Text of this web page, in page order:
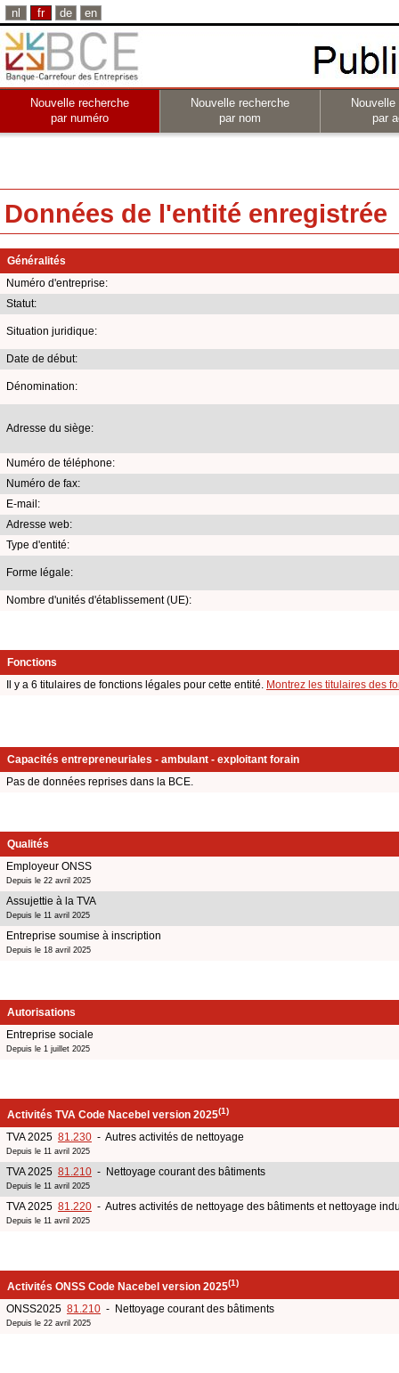
nl fr de en
Nouvelle recherche
par numéro
Nouvelle recherche
par nom
par
Données de l'entité enregistrée
Généralités
Numéro d'entreprise:
Statut:
Situation juridique:
Date de début:
Dénomination:
Adresse du siège:
Numéro de téléphone:
Numéro de fax:
E-mail:
Adresse web:
Type d'entité:
Forme légale:
Nombre d'unités d'établissement (UE):
Fonctions
Il y a 6 titulaires de fonctions légales pour cette entité. Montrez les titulaires des
Capacités entrepreneuriales - ambulant - exploitant forain
Pas de données reprises dans la BCE.
Qualités
Employeur ONSS
Depuis le 22 avril 2025
Assujettie à la TVA
Depuis le 11 avril 2025
Entreprise soumise à inscription
Depuis le 18 avril 2025
Autorisations
Entreprise sociale
Depuis le 1 juillet 2025
Activités TVA Code Nacebel version 2025(1)
TVA 2025 81.230 - Autres activités de nettoyage
Depuis le 11 avril 2025
TVA 2025 81.210 - Nettoyage courant des bâtiments
Depuis le 11 avril 2025
TVA 2025 81.220 - Autres activités de nettoyage des bâtiments et nettoyage
Depuis le 11 avril 2025
Activités ONSS Code Nacebel version 2025(1)
ONSS2025 81.210 - Nettoyage courant des bâtiments
Depuis le 22 avril 2025